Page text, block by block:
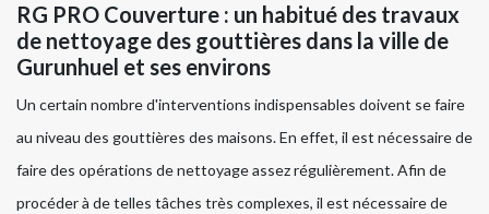
RG PRO Couverture : un habitué des travaux
de nettoyage des gouttières dans la ville de
Gurunhuel et ses environs
Un certain nombre d'interventions indispensables doivent se faire
au niveau des gouttières des maisons. En effet, il est nécessaire de
faire des opérations de nettoyage assez régulièrement. Afin de
procéder à de telles tâches très complexes, il est nécessaire de